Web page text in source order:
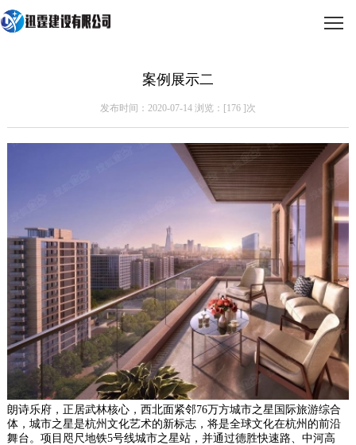
案例展示二
发布时间：2020-07-14 浏览：[176 ]次
朗诗乐府，正居武林核心，西北面紧邻76万方城市之星国际旅游综合
体，城市之星是杭州文化艺术的新标志，将是全球文化在杭州的前沿
舞台。项目咫尺地铁5号线城市之星站，并通过德胜快速路、中河高